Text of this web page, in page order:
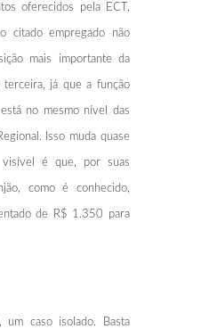
oferecidos pela ECT,
citado empregado não
mais importante da
terceira, já que a função
no mesmo nível das
Isso muda quase
é que, por suas
como é conhecido,
de R$ 1.350 para
um caso isolado. Basta